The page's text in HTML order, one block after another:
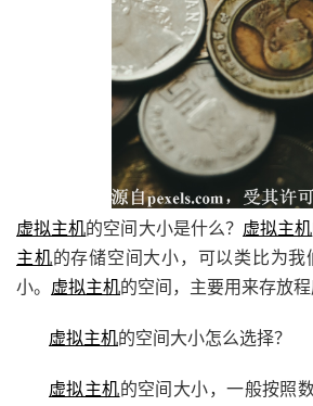
虚拟主机的空间大小是什么？ 虚拟主机
主机的存储空间大小，可以类比为
小。 虚拟主机的空间，主要用来存放程
虚拟主机的空间大小怎么选择？
虚拟主机的空间大小，一般按照